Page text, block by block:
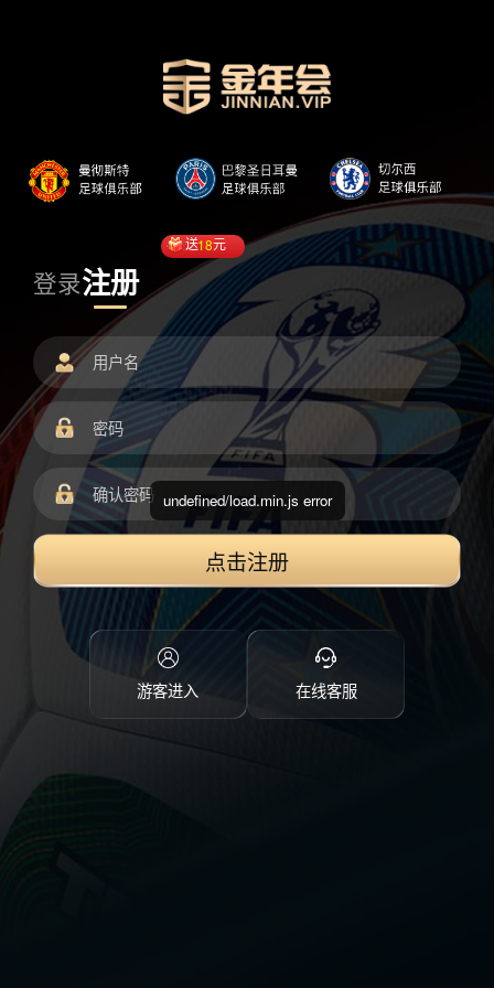
登录注册
送18元
点击注册
游客进入 在线客服
undefined/load.min.js error